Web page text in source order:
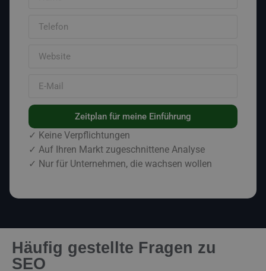
Zeitplan für meine Einführung
✓ Keine Verpflichtungen
✓ Auf Ihren Markt zugeschnittene Analyse
✓ Nur für Unternehmen, die wachsen wollen
Häufig gestellte Fragen zu
SEO